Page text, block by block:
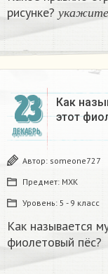
рисунке?
у ка ж и т е
23
ДЕКАБРЬ
Как
этот
Автор: someone727
Предмет: МХК
Уровень: 5 - 9 класс
Как называется
фиолетовый пёс? ​